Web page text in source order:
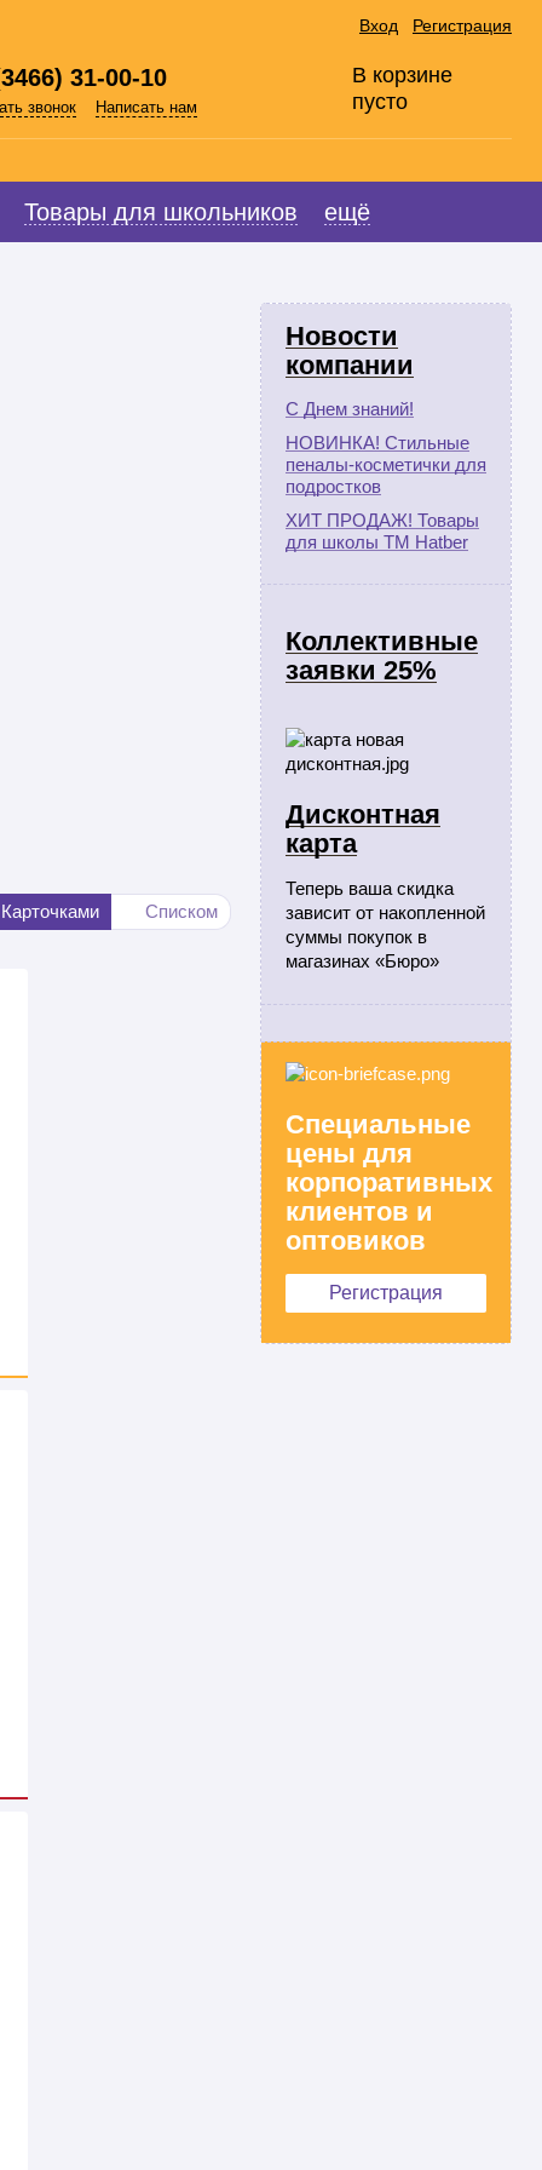
Вход Регистрация
31-00-10
звонок Написать нам
В корзине
пусто
Товары для школьников ещё
Новости
компании
С Днем знаний!
НОВИНКА! Стильные
пеналы-косметички для
подростков
ХИТ ПРОДАЖ! Товары
для школы ТМ Hatber
Коллективные
заявки 25%
Дисконтная
карта
Теперь ваша скидка
зависит от накопленной
суммы покупок в
магазинах «Бюро»
Специальные
цены для
корпоративных
клиентов и
оптовиков
Регистрация
Карточками Списком